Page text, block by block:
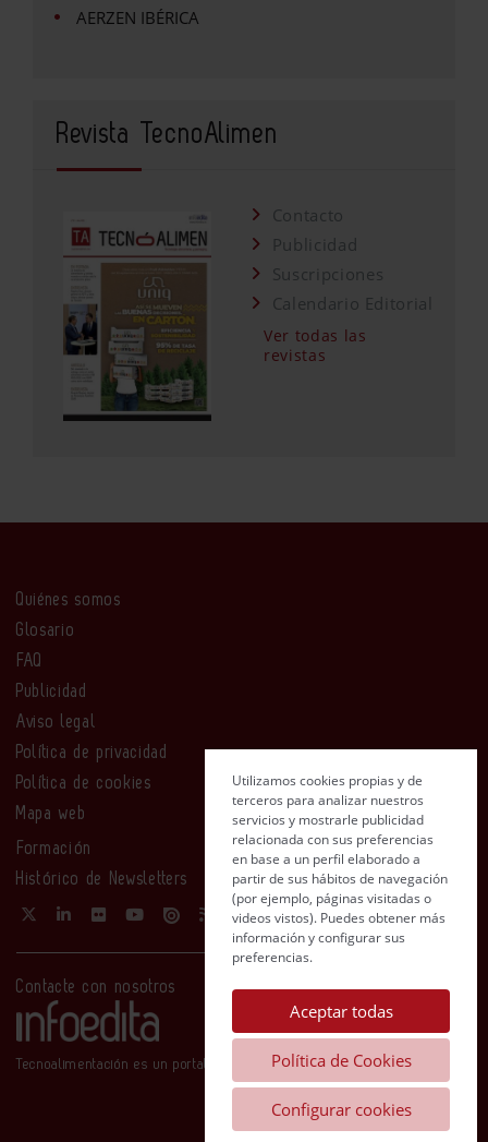
AERZEN IBÉRICA
Revista TecnoAlimen
Contacto
Publicidad
Suscripciones
Calendario Editorial
Ver todas las
revistas
Quiénes somos
Glosario
FAQ
Publicidad
Aviso legal
Política de privacidad
Política de cookies
Mapa web
Formación
Histórico de Newsletters
Contacte con nosotros
Tecnoalimentación es un portal de Infoedita
Utilizamos cookies propias y de
terceros para analizar nuestros
servicios y mostrarle publicidad
relacionada con sus preferencias
en base a un perfil elaborado a
partir de sus hábitos de navegación
(por ejemplo, páginas visitadas o
videos vistos). Puedes obtener más
información y configurar sus
preferencias.
Aceptar todas
Política de Cookies
Configurar cookies